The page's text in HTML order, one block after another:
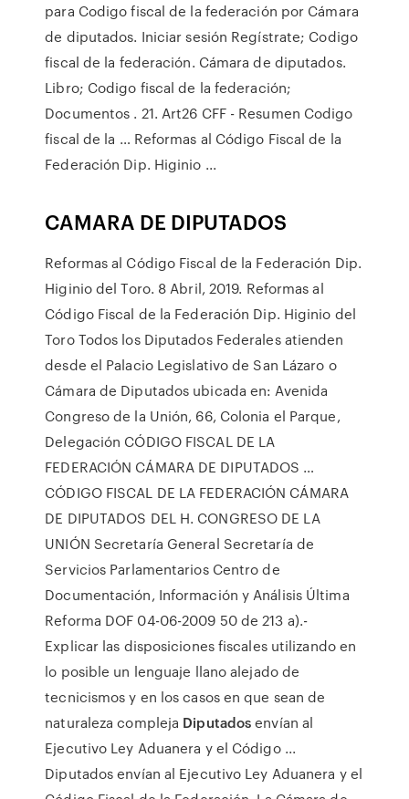
para Codigo fiscal de la federación por Cámara
de diputados. Iniciar sesión Regístrate; Codigo
fiscal de la federación. Cámara de diputados.
Libro; Codigo fiscal de la federación;
Documentos . 21. Art26 CFF - Resumen Codigo
fiscal de la … Reformas al Código Fiscal de la
Federación Dip. Higinio ...
CAMARA DE DIPUTADOS
Reformas al Código Fiscal de la Federación Dip.
Higinio del Toro. 8 Abril, 2019. Reformas al
Código Fiscal de la Federación Dip. Higinio del
Toro Todos los Diputados Federales atienden
desde el Palacio Legislativo de San Lázaro o
Cámara de Diputados ubicada en: Avenida
Congreso de la Unión, 66, Colonia el Parque,
Delegación CÓDIGO FISCAL DE LA
FEDERACIÓN CÁMARA DE DIPUTADOS …
CÓDIGO FISCAL DE LA FEDERACIÓN CÁMARA
DE DIPUTADOS DEL H. CONGRESO DE LA
UNIÓN Secretaría General Secretaría de
Servicios Parlamentarios Centro de
Documentación, Información y Análisis Última
Reforma DOF 04-06-2009 50 de 213 a).-
Explicar las disposiciones fiscales utilizando en
lo posible un lenguaje llano alejado de
tecnicismos y en los casos en que sean de
naturaleza compleja Diputadosenvían al
Ejecutivo Ley Aduanera y el Código ...
Diputados envían al Ejecutivo Ley Aduanera y el